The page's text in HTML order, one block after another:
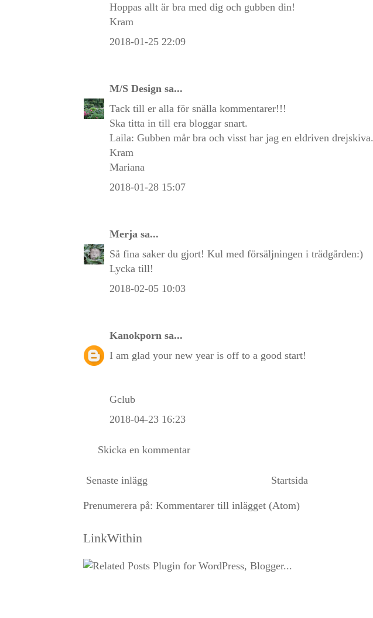
Hoppas allt är bra med dig och gubben din!
Kram
2018-01-25 22:09
M/S Design sa...
Tack till er alla för snälla kommentarer!!!
Ska titta in till era bloggar snart.
Laila: Gubben mår bra och visst har jag en eldriven drejskiva.
Kram
Mariana
2018-01-28 15:07
Merja sa...
Så fina saker du gjort! Kul med försäljningen i trädgården:)
Lycka till!
2018-02-05 10:03
Kanokporn sa...
I am glad your new year is off to a good start!
Gclub
2018-04-23 16:23
Skicka en kommentar
Senaste inlägg Startsida
Prenumerera på: Kommentarer till inlägget (Atom)
LinkWithin